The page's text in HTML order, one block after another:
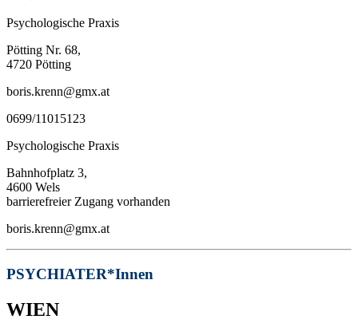
Psychologische Praxis
Pötting Nr. 68,
4720 Pötting
boris.krenn@gmx.at
0699/11015123
Psychologische Praxis
Bahnhofplatz 3,
4600 Wels
barrierefreier Zugang vorhanden
boris.krenn@gmx.at
PSYCHIATER*Innen
WIEN